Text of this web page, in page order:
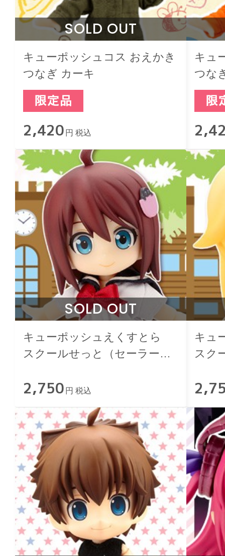
SOLD OUT
キューポッシュコス おえかき
つなぎ カーキ
2,420 円 税込
キュ
つな
SOLD OUT
キューポッシュえくすとら
スクールせっと（セーラー
2,750 円 税込
キュ
スク